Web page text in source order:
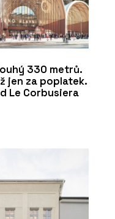
330 metrů.
jen za poplatek.
Le Corbusiera